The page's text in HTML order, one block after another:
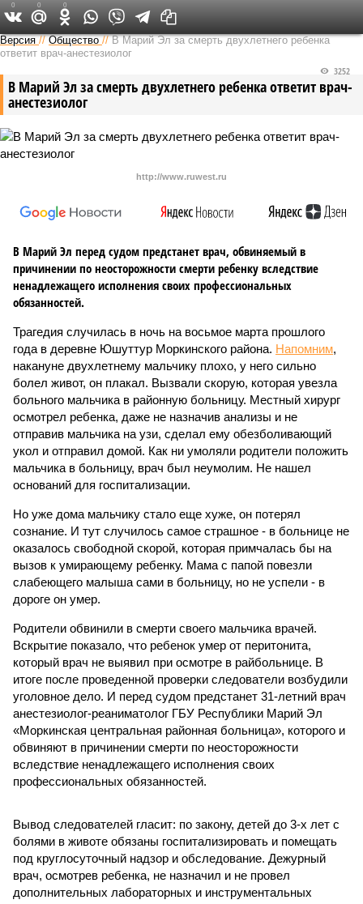
Версия в Чувашии
Версия //Общество //В Марий Эл за смерть двухлетнего ребенка
ответит врач-анестезиолог
В Марий Эл за смерть двухлетнего ребенка ответит врач-
анестезиолог
3252
http://www.ruwest.ru
В Марий Эл перед судом предстанет врач, обвиняемый в
причинении по неосторожности смерти ребенку вследствие
ненадлежащего исполнения своих профессиональных
обязанностей.
Трагедия случилась в ночь на восьмое марта прошлого
года в деревне Юшуттур Моркинского района. Напомним,
накануне двухлетнему мальчику плохо, у него сильно
болел живот, он плакал. Вызвали скорую, которая увезла
больного мальчика в районную больницу. Местный хирург
осмотрел ребенка, даже не назначив анализы и не
отправив мальчика на узи, сделал ему обезболивающий
укол и отправил домой. Как ни умоляли родители положить
мальчика в больницу, врач был неумолим. Не нашел
оснований для госпитализации.
Но уже дома мальчику стало еще хуже, он потерял
сознание. И тут случилось самое страшное - в больнице не
оказалось свободной скорой, которая примчалась бы на
вызов к умирающему ребенку. Мама с папой повезли
слабеющего малыша сами в больницу, но не успели - в
дороге он умер.
Родители обвинили в смерти своего мальчика врачей.
Вскрытие показало, что ребенок умер от перитонита,
который врач не выявил при осмотре в райбольнице. В
итоге после проведенной проверки следователи возбудили
уголовное дело. И перед судом предстанет 31-летний врач
анестезиолог-реаниматолог ГБУ Республики Марий Эл
«Моркинская центральная районная больница», которого и
обвиняют в причинении смерти по неосторожности
вследствие ненадлежащего исполнения своих
профессиональных обязанностей.
Вывод следователей гласит: по закону, детей до 3-х лет с
болями в животе обязаны госпитализировать и помещать
под круглосуточный надзор и обследование. Дежурный
врач, осмотрев ребенка, не назначил и не провел
дополнительных лабораторных и инструментальных
0 0 0